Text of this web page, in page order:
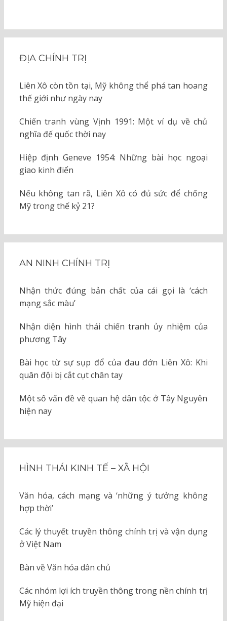
ĐỊA CHÍNH TRỊ
Liên Xô còn tồn tại, Mỹ không thể phá tan hoang
thế giới như ngày nay
Chiến tranh vùng Vịnh 1991: Một ví dụ về chủ
nghĩa đế quốc thời nay
Hiệp định Geneve 1954: Những bài học ngoại
giao kinh điển
Nếu không tan rã, Liên Xô có đủ sức để chống
Mỹ trong thế kỷ 21?
AN NINH CHÍNH TRỊ
Nhận thức đúng bản chất của cái gọi là ‘cách
mạng sắc màu’
Nhận diện hình thái chiến tranh ủy nhiệm của
phương Tây
Bài học từ sự sụp đổ của đau đớn Liên Xô: Khi
quân đội bị cắt cụt chân tay
Một số vấn đề về quan hệ dân tộc ở Tây Nguyên
hiện nay
HÌNH THÁI KINH TẾ – XÃ HỘI
Văn hóa, cách mạng và ‘những ý tưởng không
hợp thời’
Các lý thuyết truyền thông chính trị và vận dụng
ở Việt Nam
Bàn về Văn hóa dân chủ
Các nhóm lợi ích truyền thông trong nền chính trị
Mỹ hiện đại